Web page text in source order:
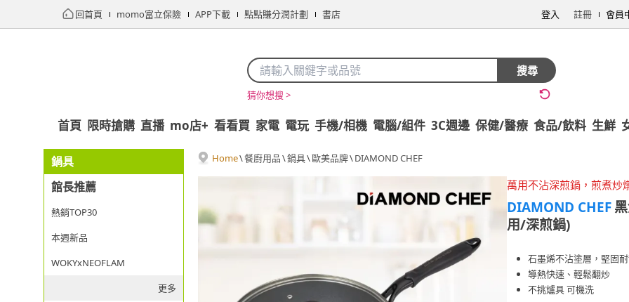
回首頁 momo富立保險 APP下載 點點賺分潤計劃 書店 登入 註冊 會員
搜尋
猜你想搜 >
首頁 限時搶購 直播 mo店+ 看看買 家電 電玩 手機/相機 電腦/組件 3C週邊 保健/醫療 食品/飲料 生鮮
鍋具
館長推薦
熱銷TOP30
本週新品
WOKYxNEOFLAM
更多
Home\餐廚用品\鍋具\歐美品牌\DIAMOND CHEF
萬用不沾深煎鍋，煎煮炒
DIAMOND CHEF
用/深煎鍋)
石墨烯不沾塗層，堅固
導熱快速、輕鬆翻炒
不挑爐具 可機洗